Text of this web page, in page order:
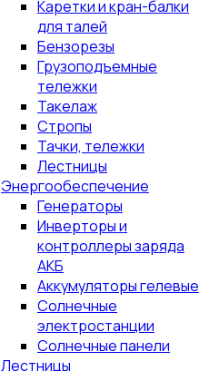
Каретки и кран-балки
для талей
Бензорезы
Грузоподъемные
тележки
Такелаж
Стропы
Тачки, тележки
Лестницы
Энергообеспечение
Генераторы
Инверторы и
контроллеры заряда
АКБ
Аккумуляторы гелевые
Солнечные
электростанции
Солнечные панели
Лестницы